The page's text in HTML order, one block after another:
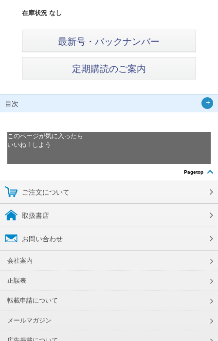
在庫状況 なし
最新号・バックナンバー
定期購読のご案内
目次
このページが気に入ったら
いいね ! しよう
Pagetop
ご注文について
取扱書店
お問い合わせ
会社案内
正誤表
転載申請について
メールマガジン